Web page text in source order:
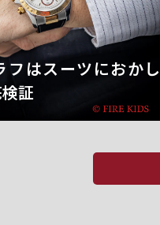
フはスーツにおかし
証